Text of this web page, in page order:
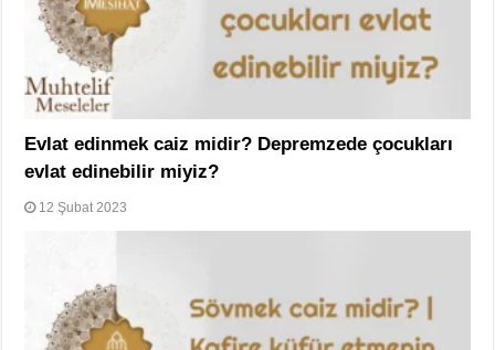
Evlat edinmek caiz midir? Depremzede çocukları
evlat edinebilir miyiz?
12 Şubat 2023